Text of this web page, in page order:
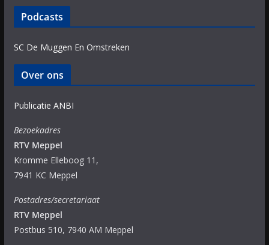
Podcasts
SC De Muggen En Omstreken
Over ons
Publicatie ANBI
Bezoekadres
RTV Meppel
Kromme Elleboog 11,
7941 KC Meppel
Postadres/secretariaat
RTV Meppel
Postbus 510, 7940 AM Meppel